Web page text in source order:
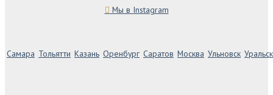
Мы в Instagram
Самара Тольятти Казань Оренбург Саратов Москва Ульновск Уральск